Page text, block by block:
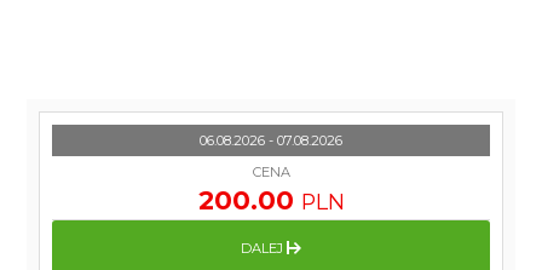
06.08.2026 - 07.08.2026
CENA
200.00 PLN
DALEJ